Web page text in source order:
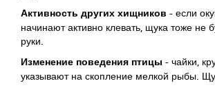
Активность других хищников - если
начинают активно клевать, щука тоже не
руки.
Изменение поведения птицы - чайки,
указывают на скопление мелкой рыбы.